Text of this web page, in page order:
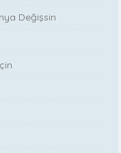
Değişsin